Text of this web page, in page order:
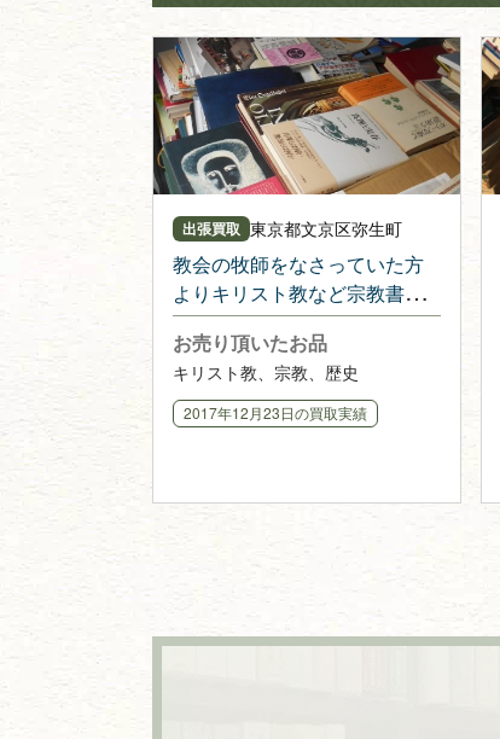
出張買取 東京都文京区弥生町
教会の牧師をなさっていた方
よりキリスト教など宗教書を
多数
お売り頂いたお品
キリスト教、宗教、歴史
2017年12月23日の買取実績